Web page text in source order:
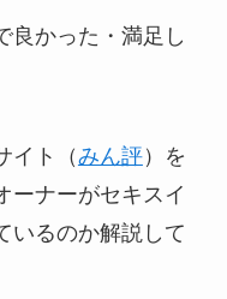
良かった・満足し
イト（みん評）を
ーナーがセキスイ
いるのか解説して